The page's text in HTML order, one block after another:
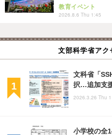
教育イベント
2026.8.6 Thu 1:45
文部科学省アク
文科省「
択…追加支
2026.3.26 Thu
小学校の全